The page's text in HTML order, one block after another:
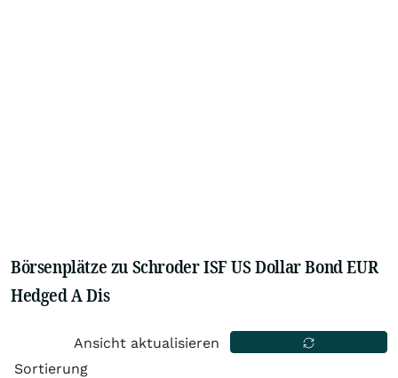
Börsenplätze zu Schroder ISF US Dollar Bond EUR
Hedged A Dis
Ansicht aktualisieren
Sortierung